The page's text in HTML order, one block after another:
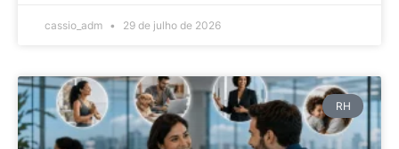
cassio_adm 29 de julho de 2026
RH